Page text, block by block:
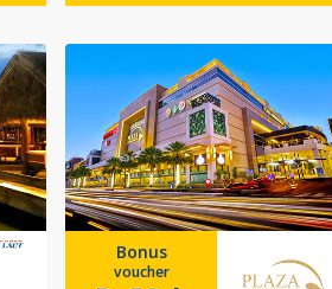
Bonus
voucher